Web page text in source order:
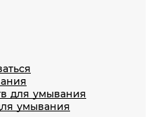
для умывания
умывания